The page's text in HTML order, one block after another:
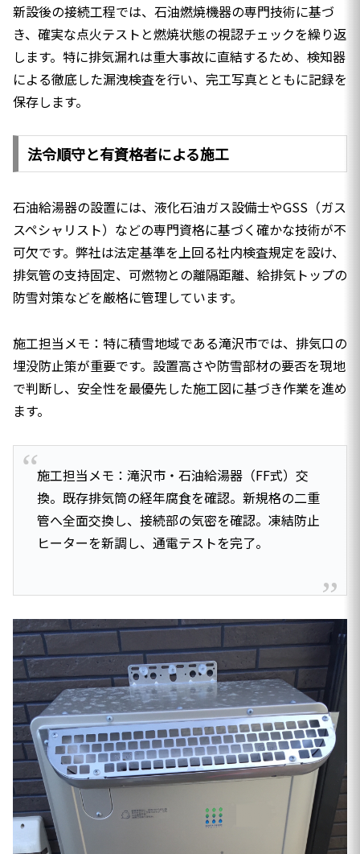
新設後の接続工程では、石油燃焼機器の専門技術に基づ
き、確実な点火テストと燃焼状態の視認チェックを繰り返
します。特に排気漏れは重大事故に直結するため、検知器
による徹底した漏洩検査を行い、完工写真とともに記録を
保存します。
法令順守と有資格者による施工
石油給湯器の設置には、液化石油ガス設備士やGSS（ガス
スペシャリスト）などの専門資格に基づく確かな技術が不
可欠です。弊社は法定基準を上回る社内検査規定を設け、
排気管の支持固定、可燃物との離隔距離、給排気トップの
防雪対策などを厳格に管理しています。
施工担当メモ：特に積雪地域である滝沢市では、排気口の
埋没防止策が重要です。設置高さや防雪部材の要否を現地
で判断し、安全性を最優先した施工図に基づき作業を進め
ます。
施工担当メモ：滝沢市・石油給湯器（FF式）交
換。既存排気筒の経年腐食を確認。新規格の二重
管へ全面交換し、接続部の気密を確認。凍結防止
ヒーターを新調し、通電テストを完了。